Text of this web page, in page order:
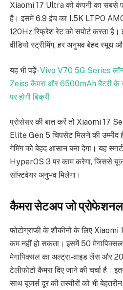
Xiaomi 17 Ultra को कंपनी का सबसे
है। इसमें 6.9 इंच का 1.5K LTPO
120Hz रिफ्रेश रेट को सपोर्ट करता है।
वीडियो स्ट्रीमिंग, हर अनुभव बेहद स्मूथ
यह भी पढ़ें-Vivo V70 5G Series
Zeiss कैमरा और 6500mAh बैटरी
पर होगी बिक्री
प्रोसेसर की बात करें तो Xiaomi 17
Elite Gen 5 चिपसेट मिलने की उम्मीद
गेमिंग को बेहद आसान बना देगा। यह
HyperOS 3 पर काम करेगा, जिससे
सॉफ्टवेयर अनुभव मिलेगा।
कैमरा सेटअप जो
फोटोग्राफी के शौकीनों के लिए
कम नहीं हो सकता। इसमें 50 मेगापिक्सल
मेगापिक्सल का अल्ट्रा-वाइड लेंस और
टेलीफोटो कैमरा दिए जाने की चर्चा है।
साथ यूजर्स दूर की तस्वीरों को भी